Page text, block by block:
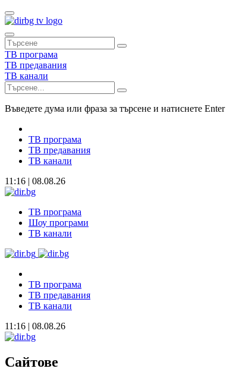
ТВ програма
ТВ предавания
ТВ канали
Въведете дума или фраза за търсене и натиснете Enter
ТВ програма
ТВ предавания
ТВ канали
11:16 | 08.08.26
ТВ програма
Шоу програми
ТВ канали
ТВ програма
ТВ предавания
ТВ канали
11:16 | 08.08.26
Сайтове